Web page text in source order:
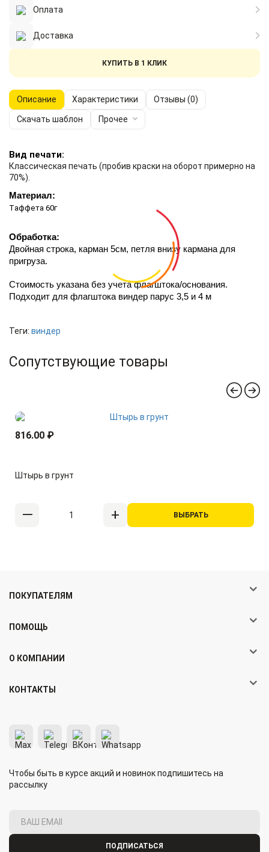
Оплата
Доставка
КУПИТЬ В 1 КЛИК
Описание Характеристики Отзывы (0)
Скачать шаблон Прочее
Вид печати:
Классическая печать (пробив краски на оборот примерно на
70%).
Материал:
Таффета 60г
Обработка:
Двойная строка, карман 5см, петля внизу кармана для
пригруза.
Стоимость указана без учета флагштока/основания.
Подходит для флагштока виндер парус 3,5 и 4 м
Теги: виндер
Сопутствующие товары
816.00 ₽
Штырь в грунт
ВЫБРАТЬ
КОНТАКТЫ
ПОКУПАТЕЛЯМ
ПОМОЩЬ
О КОМПАНИИ
Чтобы быть в курсе акций и новинок подпишитесь на
рассылку
ПОДПИСАТЬСЯ